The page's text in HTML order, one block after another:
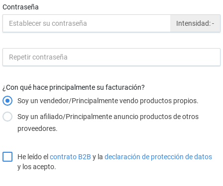
Contraseña
Intensidad:-
¿Con qué hace principalmente su facturación?
Soy un vendedor/Principalmente vendo productos propios.
Soy un afiliado/Principalmente anuncio productos de otros
proveedores.
He leído el contrato B2B y la declaración de protección de datos
y los acepto.